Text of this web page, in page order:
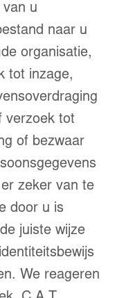
van u
naar u
organisatie,
tot inzage,
verzoek tot
of bezwaar
zeker van te
door u is
juiste wijze
We reageren